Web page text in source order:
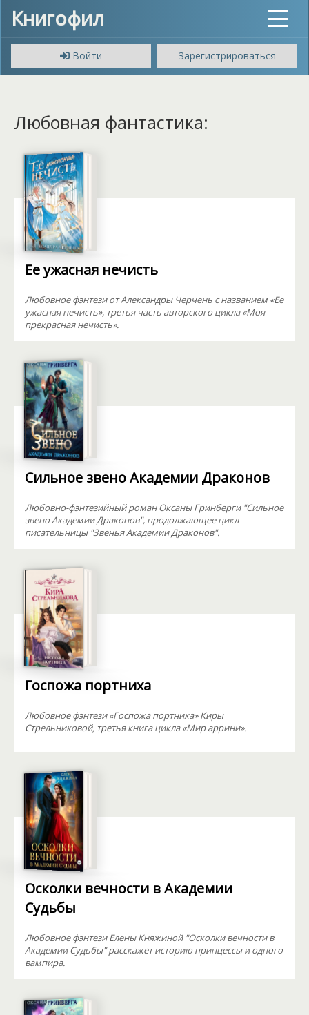
Книгофил
Toggle
Войти
Зарегистрироваться
Любовная фантастика:
Ее ужасная нечисть
Любовное фэнтези от Александры Черчень с названием «Ее
ужасная нечисть», третья часть авторского цикла «Моя
прекрасная нечисть».
Сильное звено Академии Драконов
Любовно-фэнтезийный роман Оксаны Гринберги "Сильное
звено Академии Драконов", продолжающее цикл
писательницы "Звенья Академии Драконов".
Госпожа портниха
Любовное фэнтези «Госпожа портниха» Киры
Стрельниковой, третья книга цикла «Мир аррини».
Осколки вечности в Академии
Судьбы
Любовное фэнтези Елены Княжиной "Осколки вечности в
Академии Судьбы" расскажет историю принцессы и одного
вампира.